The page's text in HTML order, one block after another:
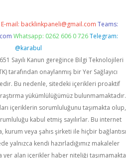
E-mail: backlinkpaneli@gmail.com Teams:
Whatsapp: 0262 606 0 726 Telegram:
@karabul
Sayılı Kanun gereğince Bilgi Teknolojileri
tarafından onaylanmış bir Yer Sağlayıcı
Bu nedenle, sitedeki içerikleri proaktif
yükümlülüğümüz bulunmamaktadır.
içeriklerin sorumluluğunu taşımakta olup,
kabul etmiş sayılırlar. Bu internet
veya şahıs şirketi ile hiçbir bağlantısı
yalnızca kendi hazırladığımız makaleler
yer alan içerikler haber niteliği taşımamakta